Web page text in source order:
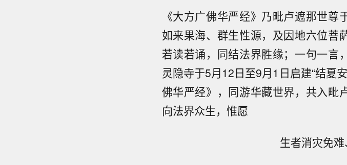
《大方广佛华严经》乃毗卢遮那世
如来果海、群生性源，及因地六位菩
若读若诵，同结法界胜缘；一句一言
灵隐寺于5月12日至9月1日启建“结夏
佛华严经》，同游华藏世界，共入毗
向法界众生，惟愿
生者消灾免难